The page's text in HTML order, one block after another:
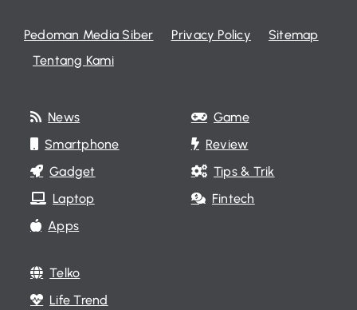
Pedoman Media Siber Privacy Policy
Sitemap
Tentang Kami
News
Smartphone
Gadget
Laptop
Apps
Game
Review
Tips & Trik
Fintech
Telko
Life Trend